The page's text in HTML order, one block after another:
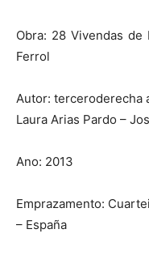
Obra: 28 Vivendas
Ferrol
Autor: terceroderecha
Laura Arias Pardo –
Ano: 2013
Emprazamento:
– España